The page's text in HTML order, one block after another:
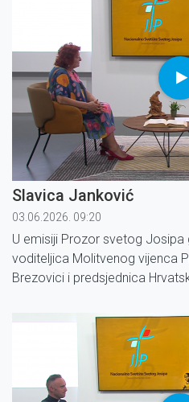
Slavica Janković
03.06.2026. 09:20
U emisiji Prozor svetog
voditeljica Molitvenog vijenca
Brezovici i predsjednica